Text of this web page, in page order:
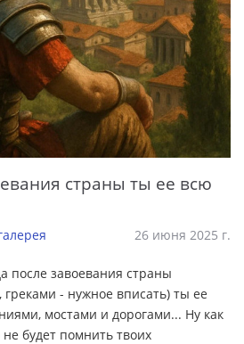
страны ты ее всю
26 июня 2025 г.
после завоевания страны
греками - нужное вписать) ты ее
мостами и дорогами... Ну как
будет помнить твоих